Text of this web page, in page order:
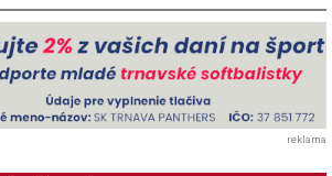
reklama